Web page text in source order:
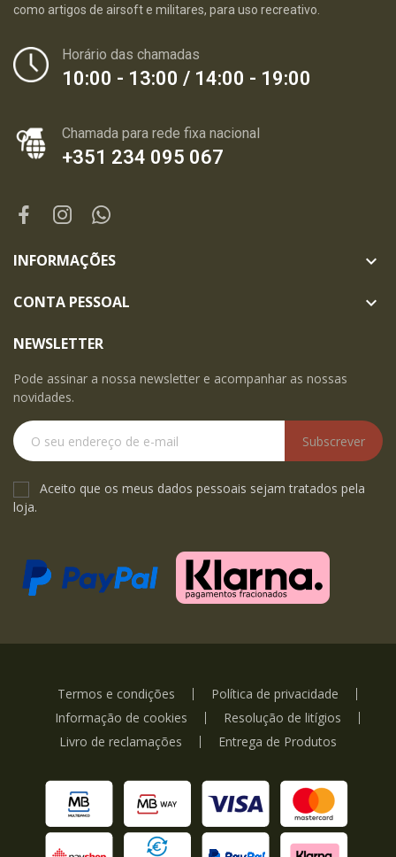
como artigos de airsoft e militares, para uso recreativo.
Horário das chamadas
10:00 - 13:00 / 14:00 - 19:00
Chamada para rede fixa nacional
+351 234 095 067
INFORMAÇÕES 
CONTA PESSOAL 
NEWSLETTER
Pode assinar a nossa newsletter e acompanhar as nossas
novidades.
Subscrever
Aceito que os meus dados pessoais sejam tratados pela
loja.
Termos e condições
Política de privacidade
Informação de cookies
Resolução de litígios
Livro de reclamações
Entrega de Produtos